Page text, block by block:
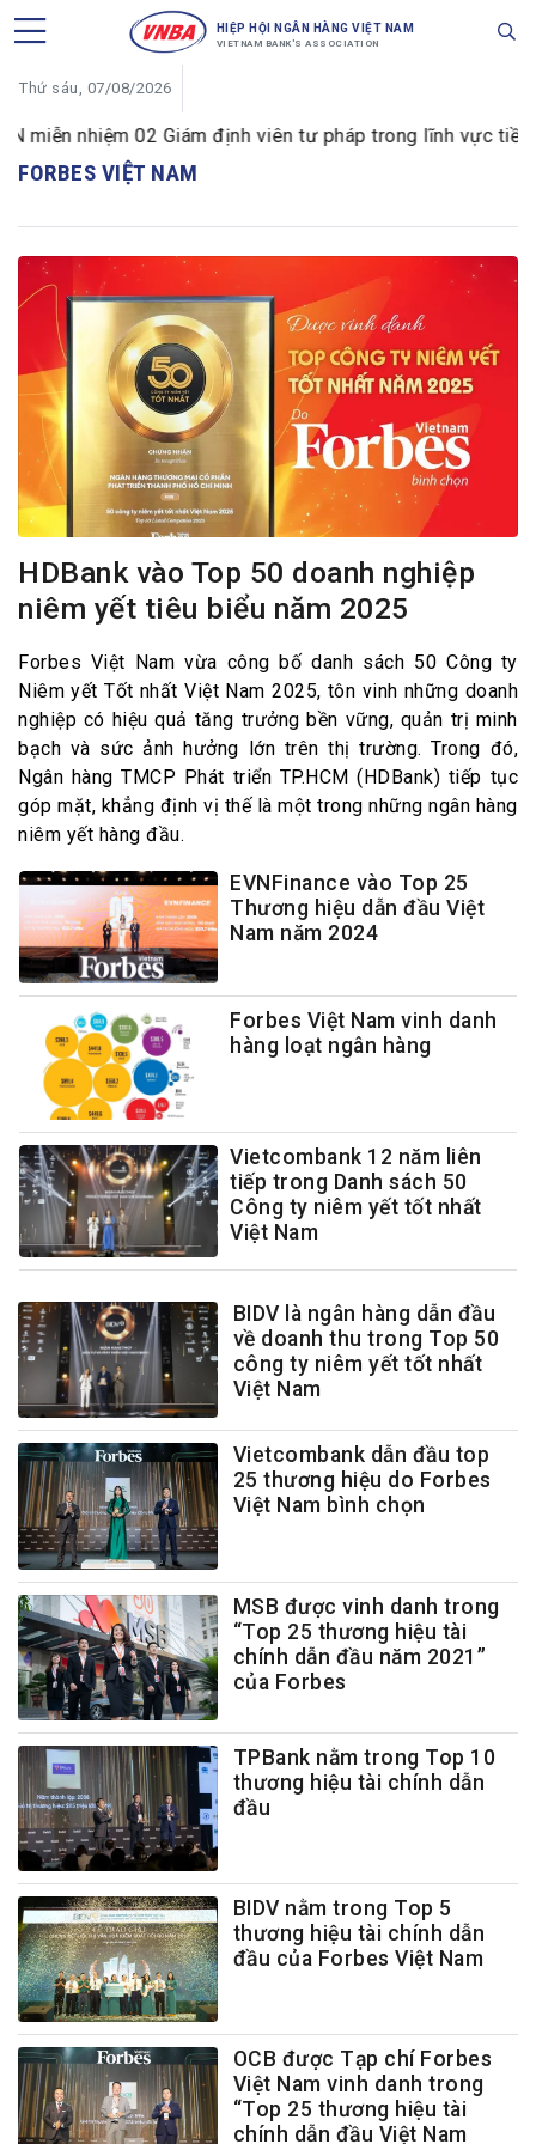
HIỆP HỘI NGÂN HÀNG VIỆT NAM
VIETNAM BANK'S ASSOCIATION
Thứ sáu, 07/08/2026
nhiệm 02 Giám định viên tư pháp trong lĩnh vực tiền tệ
FORBES VIỆT NAM
HDBank vào Top 50 doanh nghiệp
niêm yết tiêu biểu năm 2025
Forbes Việt Nam vừa công bố danh sách 50 Công ty
Niêm yết Tốt nhất Việt Nam 2025, tôn vinh những doanh
nghiệp có hiệu quả tăng trưởng bền vững, quản trị minh
bạch và sức ảnh hưởng lớn trên thị trường. Trong đó,
Ngân hàng TMCP Phát triển TP.HCM (HDBank) tiếp tục
góp mặt, khẳng định vị thế là một trong những ngân hàng
niêm yết hàng đầu.
EVNFinance vào Top 25
Thương hiệu dẫn đầu Việt
Nam năm 2024
Forbes Việt Nam vinh danh
hàng loạt ngân hàng
Vietcombank 12 năm liên
tiếp trong Danh sách 50
Công ty niêm yết tốt nhất
Việt Nam
BIDV là ngân hàng dẫn đầu
về doanh thu trong Top 50
công ty niêm yết tốt nhất
Việt Nam
Vietcombank dẫn đầu top
25 thương hiệu do Forbes
Việt Nam bình chọn
MSB được vinh danh trong
“Top 25 thương hiệu tài
chính dẫn đầu năm 2021”
của Forbes
TPBank nằm trong Top 10
thương hiệu tài chính dẫn
đầu
BIDV nằm trong Top 5
thương hiệu tài chính dẫn
đầu của Forbes Việt Nam
OCB được Tạp chí Forbes
Việt Nam vinh danh trong
“Top 25 thương hiệu tài
chính dẫn đầu Việt Nam